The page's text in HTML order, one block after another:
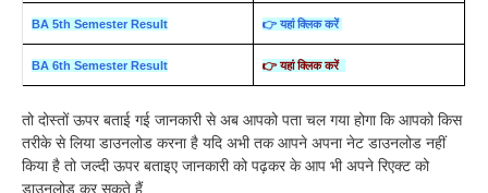
BA 5th Semester Result 👉 यहां क्लिक करें
BA 6th Semester Result 👉 यहां क्लिक करें
तो दोस्तों ऊपर बताई गई जानकारी से अब आपको पता चल गया होगा कि आपको किस
तरीके से लिया डाउनलोड करना है यदि अभी तक आपने अपना नेट डाउनलोड नहीं
किया है तो जल्दी ऊपर बताइए जानकारी को पढ़कर के आप भी अपने रिएक्ट को
डाउनलोड कर सकते हैं.